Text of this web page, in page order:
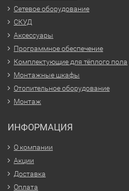
Сетевое оборудование
СКУД
Аксессуары
Программное обеспечение
Комплектующие для тёплого пола
Монтажные шкафы
Отопительное оборудование
Монтаж
ИНФОРМАЦИЯ
О компании
Акции
Доставка
Оплата